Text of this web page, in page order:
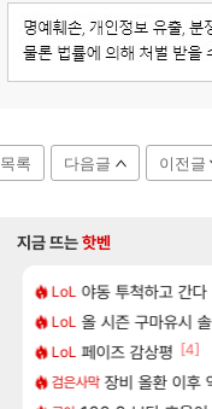
목록 다음글 이전글
지금 뜨는핫벤
LoL 야동 투척하고 간다
LoL 올 시즌 구마유시
LoL 페이즈 감상평 [4]
검은사막 장비 올환 이후
리싱크드 리싱크드
여행 국내에도 이쁜곳
해외겜 AI발 원가 압박
해외겜 중국 CXMT, D램